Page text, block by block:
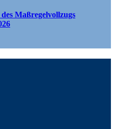
Maßregelvollzugs